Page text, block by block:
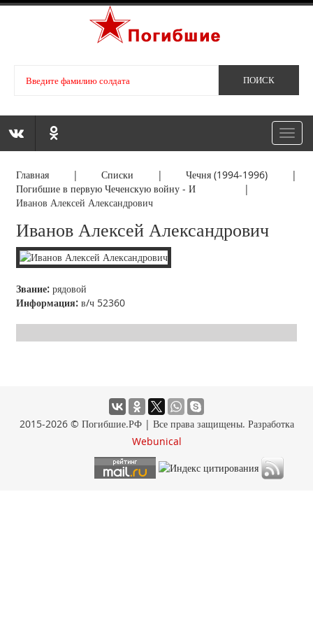
Главная |Списки |Чечня (1994-1996) |
Погибшие в первую Чеченскую войну - И |
Иванов Алексей Александрович
Иванов Алексей Александрович
Звание: рядовой
Информация: в/ч 52360
2015-2026 © Погибшие.РФ | Все права защищены. Разработка
Webunical